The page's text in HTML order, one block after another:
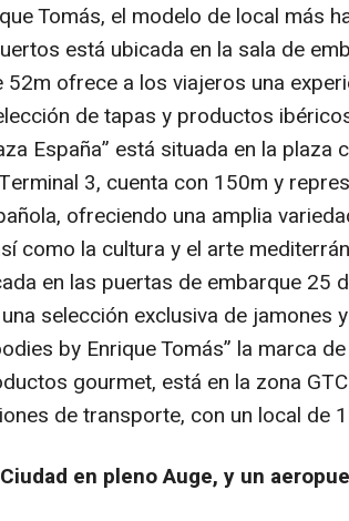
Tomás, el modelo de local más
está ubicada en la sala de
52m ofrece a los viajeros una
de tapas y productos
España” está situada en la plaza
3, cuenta con 150m y
ofreciendo una amplia
como la cultura y el arte
en las puertas de embarque 25
selección exclusiva de jamones
by Enrique Tomás” la marca
gourmet, está en la zona
de transporte, con un local de
en pleno Auge, y un